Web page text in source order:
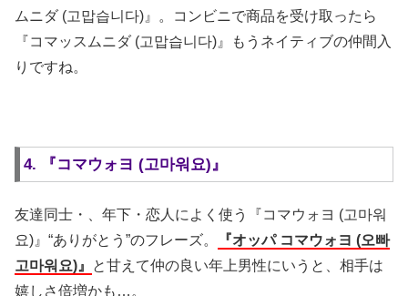
ムニダ (고맙습니다)』。コンビニで商品を受け取ったら
『コマッスムニダ (고맙습니다)』もうネイティブの仲間入
りですね。
4. 『コマウォヨ (고마워요)』
友達同士・、年下・恋人によく使う『コマウォヨ (고마워
요)』“ありがとう”のフレーズ。
『オッパ コマウォヨ (오빠
고마워요)』
と甘えて仲の良い年上男性にいうと、相手は
嬉しさ倍増かも…。